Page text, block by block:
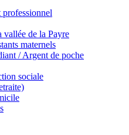
professionnel
vallée de la Payre
maternels
/ Argent de poche
sociale